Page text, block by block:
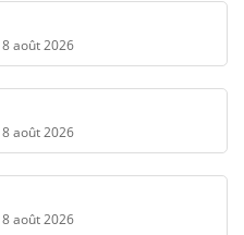
août 2026
août 2026
août 2026